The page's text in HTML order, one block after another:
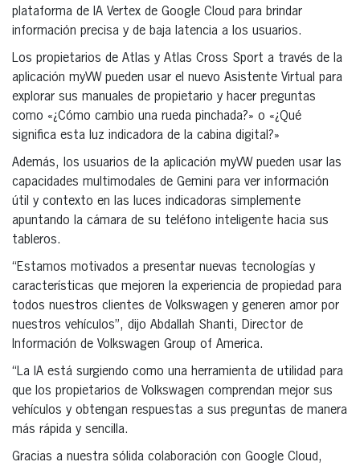
plataforma de IA Vertex de Google Cloud para brindar
información precisa y de baja latencia a los usuarios.
Los propietarios de Atlas y Atlas Cross Sport a través de la
aplicación myVW pueden usar el nuevo Asistente Virtual para
explorar sus manuales de propietario y hacer preguntas
como «¿Cómo cambio una rueda pinchada?» o «¿Qué
significa esta luz indicadora de la cabina digital?»
Además, los usuarios de la aplicación myVW pueden usar las
capacidades multimodales de Gemini para ver información
útil y contexto en las luces indicadoras simplemente
apuntando la cámara de su teléfono inteligente hacia sus
tableros.
“Estamos motivados a presentar nuevas tecnologías y
características que mejoren la experiencia de propiedad para
todos nuestros clientes de Volkswagen y generen amor por
nuestros vehículos”, dijo Abdallah Shanti, Director de
Información de Volkswagen Group of America.
“La IA está surgiendo como una herramienta de utilidad para
que los propietarios de Volkswagen comprendan mejor sus
vehículos y obtengan respuestas a sus preguntas de manera
más rápida y sencilla.
Gracias a nuestra sólida colaboración con Google Cloud,